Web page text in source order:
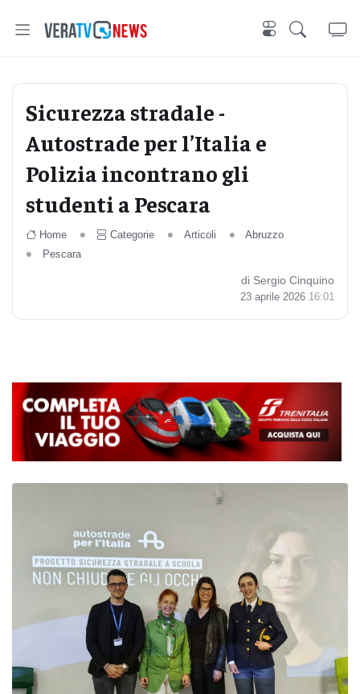
Sicurezza stradale -
Autostrade per l’Italia e
Polizia incontrano gli
studenti a Pescara
Home Categorie Articoli
Abruzzo
Pescara
di Sergio Cinquino
23 aprile 2026 16:01